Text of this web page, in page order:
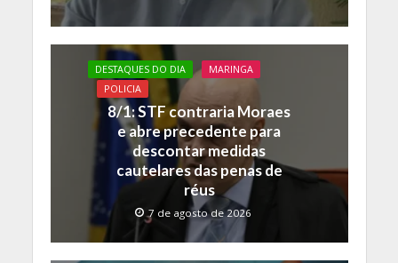
DESTAQUES DO DIA
MARINGA
POLICIA
8/1: STF contraria Moraes
e abre precedente para
descontar medidas
cautelares das penas de
réus
7 de agosto de 2026